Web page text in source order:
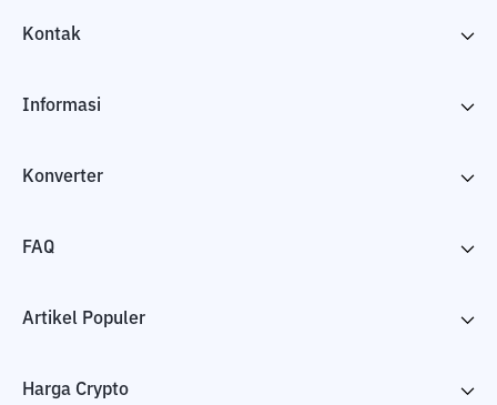
Kontak
Informasi
Konverter
FAQ
Artikel Populer
Harga Crypto